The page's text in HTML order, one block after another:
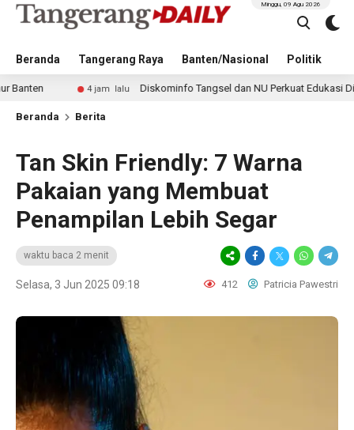
Beranda Tangerang Raya Banten/Nasional Politik
Minggu, 09 Agu 2026
4 jam lalu Diskominfo Tangsel dan NU Perkuat Edukasi Digital untuk
Beranda Berita
Tan Skin Friendly: 7 Warna
Pakaian yang Membuat
Penampilan Lebih Segar
waktu baca 2 menit
Selasa, 3 Jun 2025 09:18 412 Patricia Pawestri